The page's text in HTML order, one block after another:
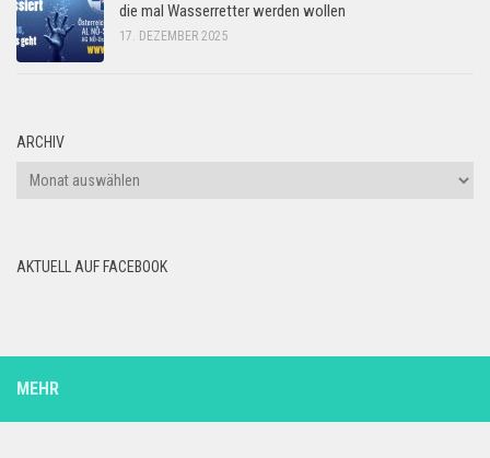
die mal Wasserretter werden wollen
17. DEZEMBER 2025
ARCHIV
Archiv
AKTUELL AUF FACEBOOK
MEHR